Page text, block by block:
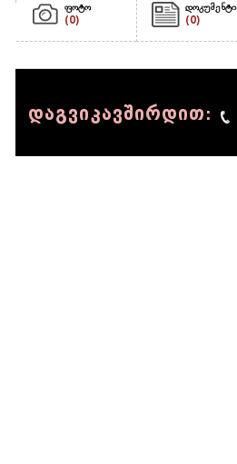
ფოტო
(0)
დოკუმენტი
(0)
დაგვიკავშირდით: